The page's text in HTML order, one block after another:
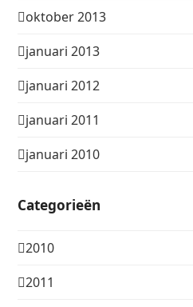
oktober 2013
januari 2013
januari 2012
januari 2011
januari 2010
Categorieën
2010
2011